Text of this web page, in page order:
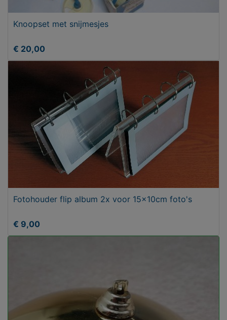
Knoopset met snijmesjes
€ 20,00
Fotohouder flip album 2x voor 15x10cm foto's
€ 9,00